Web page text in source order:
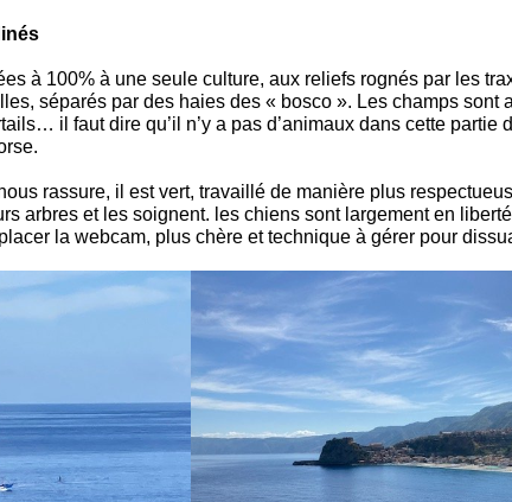
à 100% à une seule culture, aux reliefs rognés par les
séparés par des haies des « bosco ». Les champs
il faut dire qu’il n’y a pas d’animaux dans cette
rassure, il est vert, travaillé de manière plus
arbres et les soignent. les chiens sont largement en
la webcam, plus chère et technique à gérer pour